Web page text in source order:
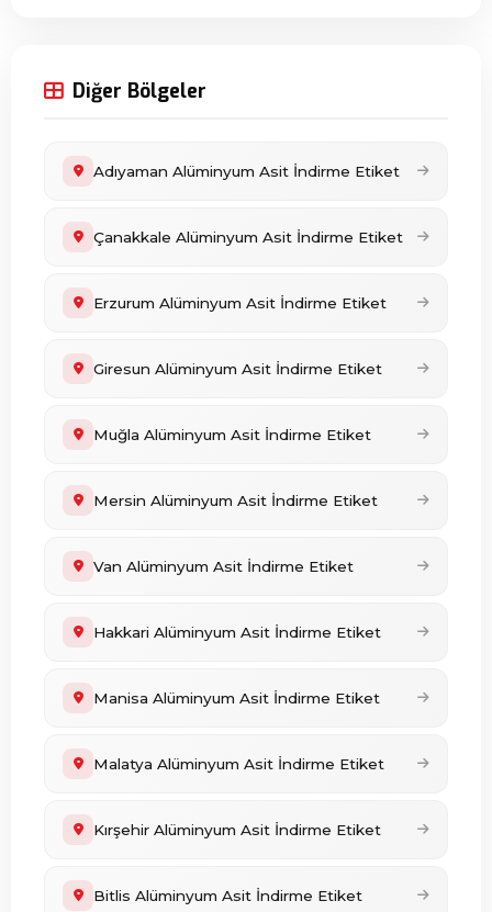
Diğer Bölgeler
Adıyaman Alüminyum Asit İndirme Etiket
Çanakkale Alüminyum Asit İndirme Etiket
Erzurum Alüminyum Asit İndirme Etiket
Giresun Alüminyum Asit İndirme Etiket
Muğla Alüminyum Asit İndirme Etiket
Mersin Alüminyum Asit İndirme Etiket
Van Alüminyum Asit İndirme Etiket
Hakkari Alüminyum Asit İndirme Etiket
Manisa Alüminyum Asit İndirme Etiket
Malatya Alüminyum Asit İndirme Etiket
Kırşehir Alüminyum Asit İndirme Etiket
Bitlis Alüminyum Asit İndirme Etiket